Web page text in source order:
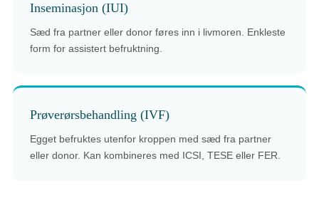
Inseminasjon (IUI)
Sæd fra partner eller donor føres inn i livmoren. Enkleste
form for assistert befruktning.
Prøverørsbehandling (IVF)
Egget befruktes utenfor kroppen med sæd fra partner
eller donor. Kan kombineres med ICSI, TESE eller FER.